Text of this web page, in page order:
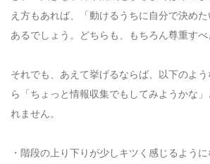
え方もあれば、「動けるうちに自分で決め
あるでしょう。どちらも、もちろん尊重すべ
それでも、あえて挙げるならば、以下のよ
ら「ちょっと情報収集でもしてみようかな
れません。
・階段の上り下りが少しキツく感じるように